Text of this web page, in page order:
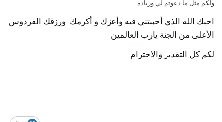
ولكم مثل ما دعوتم لي وزيادة
احبك الله الذي أحببتني فيه وأعزك و أكرمك ورزقك الفردوس
الأعلى من الجنة يارب العالمين
لكم كل التقدير والاحترام